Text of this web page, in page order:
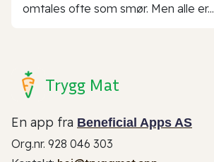
omtales ofte som smør. Men alle er...
Trygg Mat
En app fra Beneficial Apps AS
Org.nr. 928 046 303